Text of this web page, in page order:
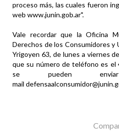
proceso más, las cuales fueron
web www.junin.gob.ar".
Vale recordar que la Oficina
Derechos de los Consumidores y
Yrigoyen 63, de lunes a viernes
que su número de teléfono es
se pueden
mail